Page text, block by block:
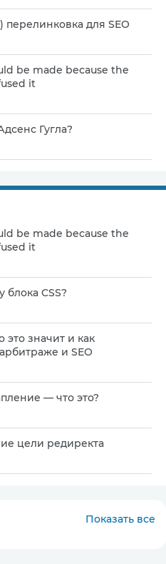
перелинковка для SEO
be made because the
it
Гугла?
be made because the
it
блока CSS?
это значит и как
и SEO
— что это?
цели редиректа
Показать все